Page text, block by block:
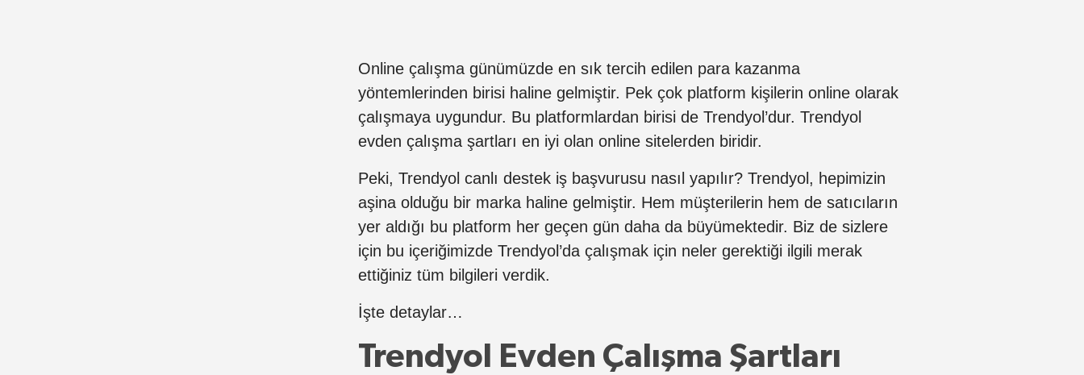
Online çalışma günümüzde en sık tercih edilen para kazanma
yöntemlerinden birisi haline gelmiştir. Pek çok platform kişilerin online olarak
çalışmaya uygundur. Bu platformlardan birisi de Trendyol’dur. Trendyol
evden çalışma şartları en iyi olan online sitelerden biridir.
Peki, Trendyol canlı destek iş başvurusu nasıl yapılır? Trendyol, hepimizin
aşina olduğu bir marka haline gelmiştir. Hem müşterilerin hem de satıcıların
yer aldığı bu platform her geçen gün daha da büyümektedir. Biz de sizlere
için bu içeriğimizde Trendyol’da çalışmak için neler gerektiği ilgili merak
ettiğiniz tüm bilgileri verdik.
İşte detaylar…
Trendyol Evden Çalışma Şartları